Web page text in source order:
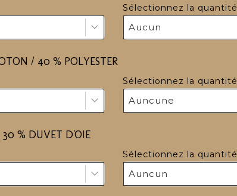
Sélectionnez la quantité
Aucun
/ 40 % POLYESTER
Sélectionnez la quantité
Auncune
30 % DUVET D'OIE
Sélectionnez la quantité
Auncun